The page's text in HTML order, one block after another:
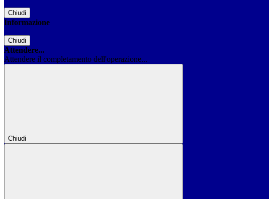
Chiudi
Informazione
Chiudi
Attendere...
Attendere il completamento dell'operazione...
Chiudi